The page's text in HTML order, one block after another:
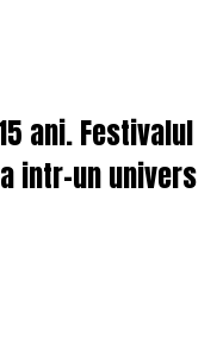
ani. Festivalul
intr-un univers